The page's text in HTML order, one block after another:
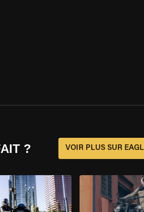
? VOIR PLUS SUR